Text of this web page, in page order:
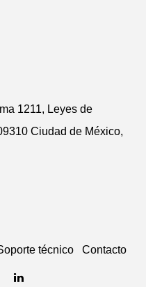
1211, Leyes de
Ciudad de México,
técnico Contacto